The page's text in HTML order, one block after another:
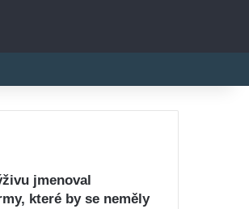
jmenoval
které by se neměly